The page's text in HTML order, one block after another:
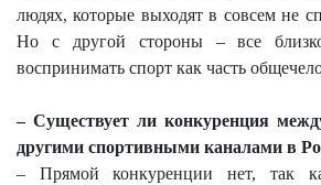
людях, которые выходят в совсем не
Но с другой стороны – все
воспринимать спорт как часть
– Существует ли конкуренция
другими спортивными каналами в
– Прямой конкуренции нет, так